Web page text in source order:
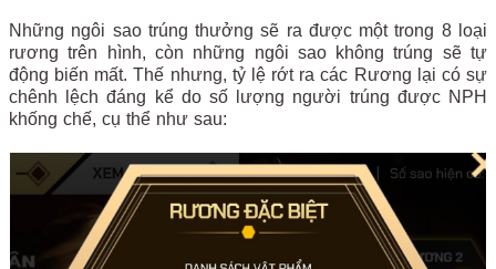
Những ngôi sao trúng thưởng sẽ ra được một trong 8 loại
rương trên hình, còn những ngôi sao không trúng sẽ tự
động biến mất. Thế nhưng, tỷ lệ rớt ra các Rương lại có sự
chênh lệch đáng kể do số lượng người trúng được NPH
khống chế, cụ thể như sau: